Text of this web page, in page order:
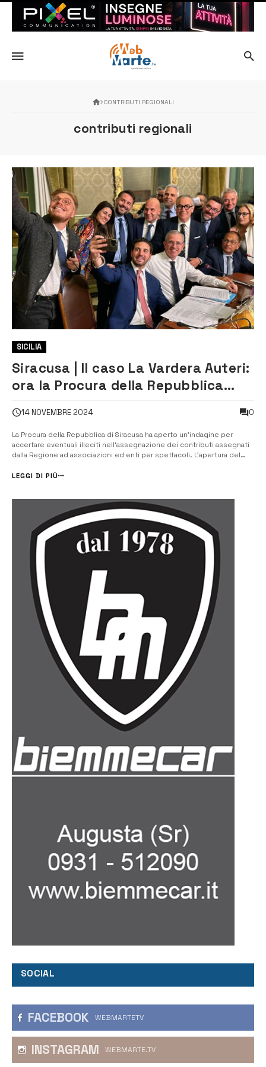
CONTRIBUTI REGIONALI
contributi regionali
SICILIA
Siracusa | Il caso La Vardera Auteri:
ora la Procura della Repubblica
14 NOVEMBRE 2024 0
La Procura della Repubblica di Siracusa ha aperto un’indagine per
accertare eventuali illeciti nell’assegnazione dei contributi assegnati
dalla Regione ad associazioni ed enti per spettacoli. L’apertura del
quotidiani La Sicilia e Domani, e dal servizio trasmesso nel corso...
LEGGI DI PIÙ
SOCIAL
FACEBOOK WEBMARTETV
INSTAGRAM WEBMARTE.TV